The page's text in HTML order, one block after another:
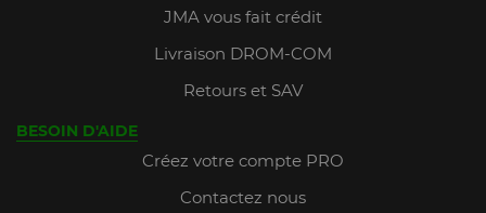
JMA vous fait crédit
Livraison DROM-COM
Retours et SAV
BESOIN D'AIDE
Créez votre compte PRO
Contactez nous